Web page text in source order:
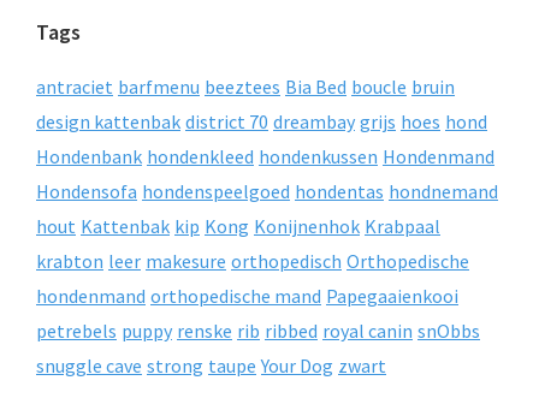
Tags
antraciet barfmenu beeztees Bia Bed boucle bruin
design kattenbak district 70 dreambay grijs hoes hond
Hondenbank hondenkleed hondenkussen Hondenmand
Hondensofa hondenspeelgoed hondentas hondnemand
hout Kattenbak kip Kong Konijnenhok Krabpaal
krabton leer makesure orthopedisch Orthopedische
hondenmand orthopedische mand Papegaaienkooi
petrebels puppy renske rib ribbed royal canin snObbs
snuggle cave strong taupe Your Dog zwart